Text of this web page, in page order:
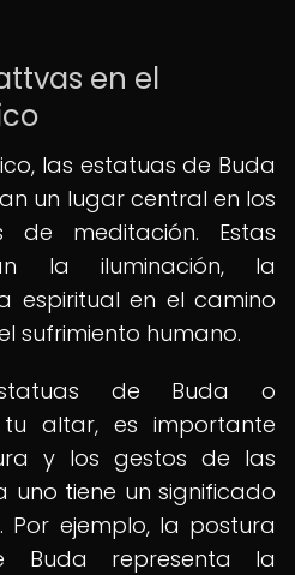
en el
las estatuas de Buda
un lugar central en los
de meditación. Estas
la iluminación, la
espiritual en el camino
sufrimiento humano.
de Buda o
altar, es importante
y los gestos de las
uno tiene un significado
Por ejemplo, la postura
Buda representa la